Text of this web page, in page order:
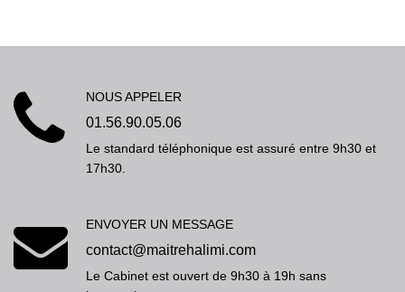
NOUS APPELER
01.56.90.05.06
Le standard téléphonique est assuré entre 9h30 et
17h30.
ENVOYER UN MESSAGE
contact@maitrehalimi.com
Le Cabinet est ouvert de 9h30 à 19h sans